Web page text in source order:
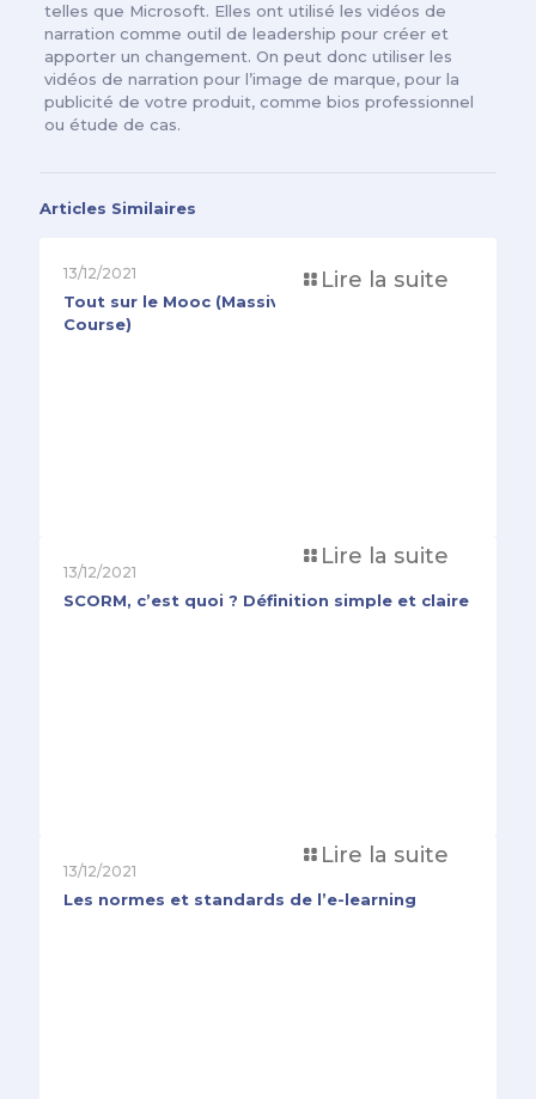
telles que Microsoft. Elles ont utilisé les vidéos de
narration comme outil de leadership pour créer et
apporter un changement. On peut donc utiliser les
vidéos de narration pour l’image de marque, pour la
publicité de votre produit, comme bios professionnel
ou étude de cas.
Articles Similaires
13/12/2021
Tout sur le Mooc (Massive Open Online
Course)
Lire la suite
13/12/2021
SCORM, c’est quoi ? Définition simple et claire
Lire la suite
13/12/2021
Les normes et standards de l’e-learning
Lire la suite